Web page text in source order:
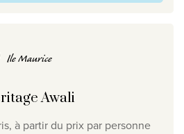
Ile Maurice
Awali
à partir du prix par personne